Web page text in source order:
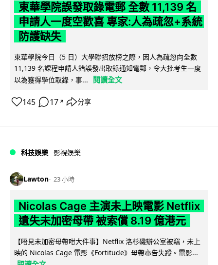
東華學院誤發取錄電郵 全數 11,139 名
申請人一度空歡喜 專家:人為疏忽+系統
防護缺失
東華學院今日（5 日）大學聯招放榜之際，因人為疏忽向全數
11,139 名課程申請人錯誤發出取錄通知電郵，令大批考生一度
以為獲得學位取錄，事...
閱讀全文
145 17 ↗ 分享
科技娛樂 影視娛樂
Lawton 23 小時
Nicolas Cage 主演未上映電影 Netflix
遺失未加密母帶 被索償 8.19 億港元
【唔見未加密母帶咁大件事】Netflix 洛杉磯辦公室被竊，未上
映的 Nicolas Cage 電影《Fortitude》母帶亦告失蹤。電影...